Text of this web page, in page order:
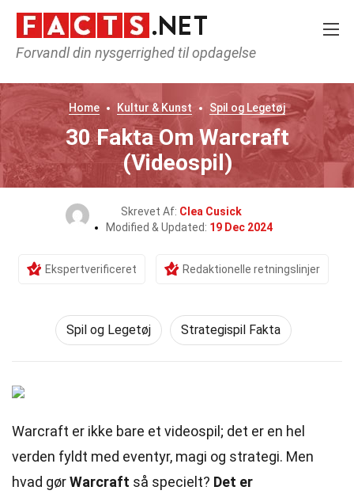
Forvandl din nysgerrighed til opdagelse
Home Kultur & Kunst Spil og Legetøj
30 Fakta Om Warcraft
(Videospil)
Skrevet Af: Clea Cusick
Modified & Updated: 19 Dec 2024
Ekspertverificeret Redaktionelle retningslinjer
Spil og Legetøj Strategispil Fakta
Warcraft er ikke bare et videospil; det er en hel
verden fyldt med eventyr, magi og strategi. Men
hvad gørWarcraft så specielt? Det er